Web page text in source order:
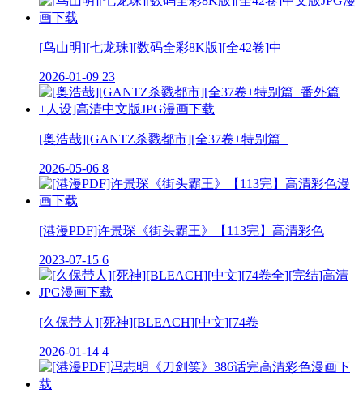
[鸟山明][七龙珠][数码全彩8K版][全42卷]中
2026-01-09 23
[奥浩哉][GANTZ杀戮都市][全37卷+特别篇+
2026-05-06 8
[港漫PDF]许景琛《街头霸王》【113完】高清彩色
2023-07-15 6
[久保带人][死神][BLEACH][中文][74卷
2026-01-14 4